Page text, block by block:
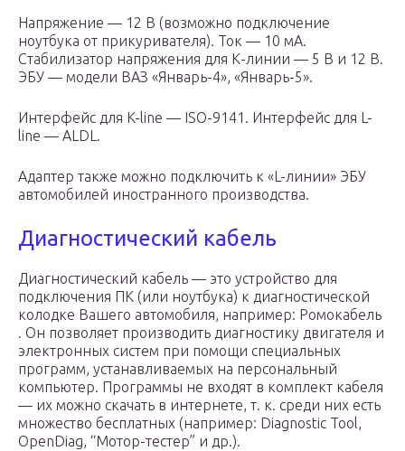
Напряжение — 12 В (возможно подключение
ноутбука от прикуривателя). Ток — 10 мА.
Стабилизатор напряжения для К-линии — 5 В и 12 В.
ЭБУ — модели ВАЗ «Январь-4», «Январь-5».
Интерфейс для K-line — ISO-9141. Интерфейс для L-
line — ALDL.
Адаптер также можно подключить к «L-линии» ЭБУ
автомобилей иностранного производства.
Диагностический кабель
Диагностический кабель — это устройство для
подключения ПК (или ноутбука) к диагностической
колодке Вашего автомобиля, например: Ромокабель
. Он позволяет производить диагностику двигателя и
электронных систем при помощи специальных
программ, устанавливаемых на персональный
компьютер. Программы не входят в комплект кабеля
— их можно скачать в интернете, т. к. среди них есть
множество бесплатных (например: Diagnostic Tool,
OpenDiag, “Мотор-тестер” и др.).